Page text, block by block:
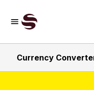
Currency